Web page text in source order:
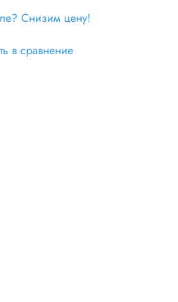
Снизим цену!
в сравнение